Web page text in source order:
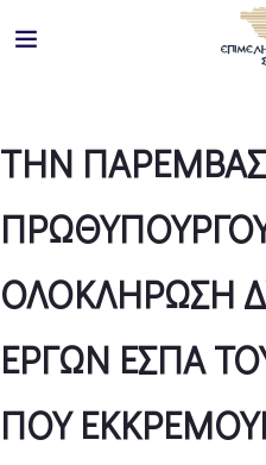
ΤΗΝ
ΟΛΟΚΛΗΡΩΣΗ
ΕΡΓΩΝ ΕΣΠΑ
ΠΟΥ